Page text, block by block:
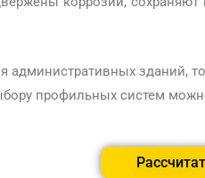
административных зданий,
профильных систем